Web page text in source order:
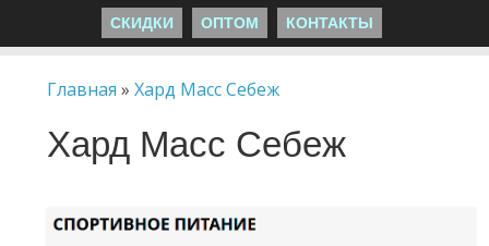
СКИДКИ ОПТОМ КОНТАКТЫ
Главная »Хард Масс Себеж
Хард Масс Себеж